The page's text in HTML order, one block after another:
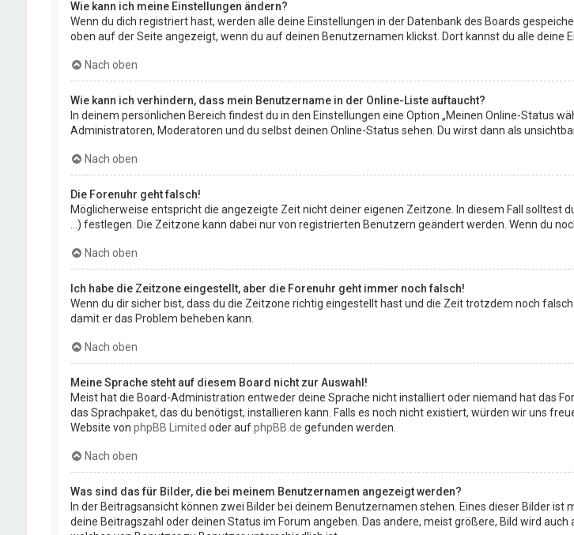
Wie kann ich meine Einstellungen ändern?
Wenn du dich registriert hast, werden alle deine Einstellungen in der Datenbank des Boards
oben auf der Seite angezeigt, wenn du auf deinen Benutzernamen klickst. Dort kannst du alle deine
Nach oben
Wie kann ich verhindern, dass mein Benutzername in der Online-Liste auftaucht?
In deinem persönlichen Bereich findest du in den Einstellungen eine Option „Meinen Online-Status
Administratoren, Moderatoren und du selbst deinen Online-Status sehen. Du wirst dann als
Nach oben
Die Forenuhr geht falsch!
Möglicherweise entspricht die angezeigte Zeit nicht deiner eigenen Zeitzone. In diesem Fall solltest
...) festlegen. Die Zeitzone kann dabei nur von registrierten Benutzern geändert werden. Wenn du
Nach oben
Ich habe die Zeitzone eingestellt, aber die Forenuhr geht immer noch falsch!
Wenn du dir sicher bist, dass du die Zeitzone richtig eingestellt hast und die Zeit trotzdem noch
damit er das Problem beheben kann.
Nach oben
Meine Sprache steht auf diesem Board nicht zur Auswahl!
Meist hat die Board-Administration entweder deine Sprache nicht installiert oder niemand hat das
das Sprachpaket, das du benötigst, installieren kann. Falls es noch nicht existiert, würden wir uns
Website von phpBB Limited oder aufphpBB.de gefunden werden.
Nach oben
Was sind das für Bilder, die bei meinem Benutzernamen angezeigt werden?
In der Beitragsansicht können zwei Bilder bei deinem Benutzernamen stehen. Eines dieser Bilder
deine Beitragszahl oder deinen Status im Forum angeben. Das andere, meist größere, Bild wird